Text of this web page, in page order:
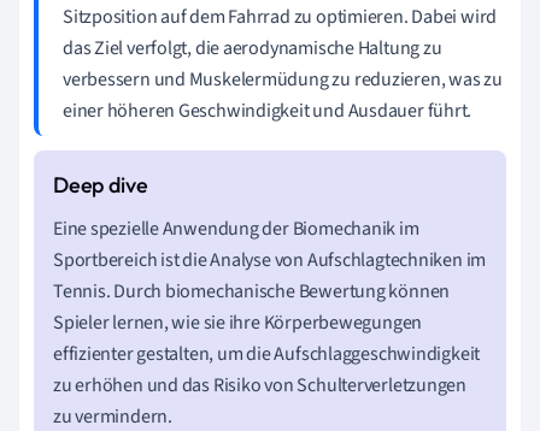
Sitzposition auf dem Fahrrad zu optimieren. Dabei wird
das Ziel verfolgt, die aerodynamische Haltung zu
verbessern und Muskelermüdung zu reduzieren, was zu
einer höheren Geschwindigkeit und Ausdauer führt.
Eine spezielle Anwendung der Biomechanik im
Sportbereich ist die Analyse von Aufschlagtechniken im
Tennis. Durch biomechanische Bewertung können
Spieler lernen, wie sie ihre Körperbewegungen
effizienter gestalten, um die Aufschlaggeschwindigkeit
zu erhöhen und das Risiko von Schulterverletzungen
zu vermindern.